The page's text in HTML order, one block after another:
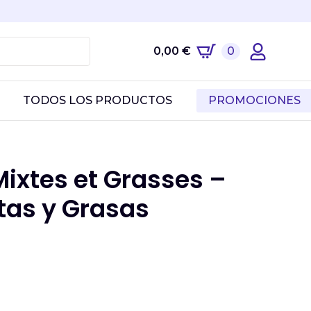
0,00 € 0
TODOS LOS PRODUCTOS PROMOCIONES
et Grasses –
y Grasas